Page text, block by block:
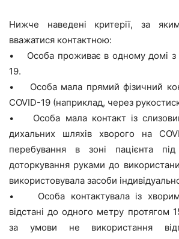
Нижче наведені критерії, за
вважатися контактною:
• Особа проживає в одному домі з
19.
• Особа мала прямий фізичний
COVID-19 (наприклад, через
• Особа мала контакт із
дихальних шляхів хворого на
перебування в зоні пацієнта
доторкування руками до
використовувала засоби
• Особа контактувала із
відстані до одного метру протягом
за умови не використання